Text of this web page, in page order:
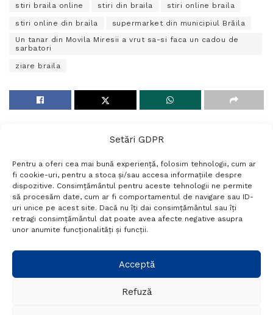
Setări GDPR
Pentru a oferi cea mai bună experiență, folosim tehnologii, cum ar
fi cookie-uri, pentru a stoca și/sau accesa informațiile despre
dispozitive. Consimțământul pentru aceste tehnologii ne permite
să procesăm date, cum ar fi comportamentul de navigare sau ID-
uri unice pe acest site. Dacă nu îți dai consimțământul sau îți
retragi consimțământul dat poate avea afecte negative asupra
unor anumite funcționalități și funcții.
Acceptă
Refuză
stiri braila online stiri din braila stiri online braila
stiri online din braila
supermarket din municipiul Brăila
Un tanar din Movila Miresii a vrut sa-si faca un cadou de
sarbatori
ziare braila
Termeni si conditii
Politică de confidențialitate
Politica cookies
Setări GDPR
+40 788 760 194